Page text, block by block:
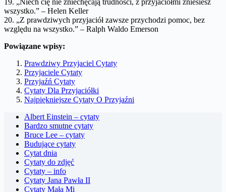
19. „Niech cię nie zniechęcają trudności, z przyjaciółmi zniesiesz
wszystko.” – Helen Keller
20. „Z prawdziwych przyjaciół zawsze przychodzi pomoc, bez
względu na wszystko.” – Ralph Waldo Emerson
Powiązane wpisy:
Prawdziwy Przyjaciel Cytaty
Przyjaciele Cytaty
Przyjaźń Cytaty
Cytaty Dla Przyjaciółki
Najpiękniejsze Cytaty O Przyjaźni
Albert Einstein – cytaty
Bardzo smutne cytaty
Bruce Lee – cytaty
Budujące cytaty
Cytat dnia
Cytaty do zdjęć
Cytaty – info
Cytaty Jana Pawła II
Cytaty Mała Mi